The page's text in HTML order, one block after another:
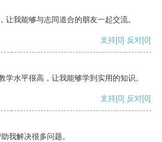
让我能够与志同道合的朋友一起交流。
支持[0] 反对[0]
学水平很高，让我能够学到实用的知识。
支持[0] 反对[0]
我解决很多问题。